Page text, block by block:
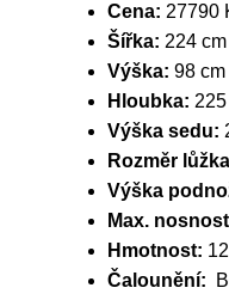
Cena: 27790
Šířka: 224 cm
Výška: 98 cm
Hloubka:
Výška sedu:
Rozměr
Výška
Max.
Hmotnost:
Čalounění: